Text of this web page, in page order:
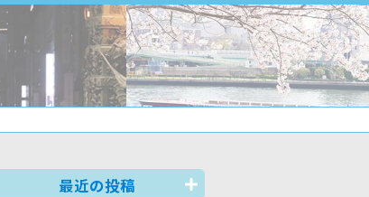
最近の投稿